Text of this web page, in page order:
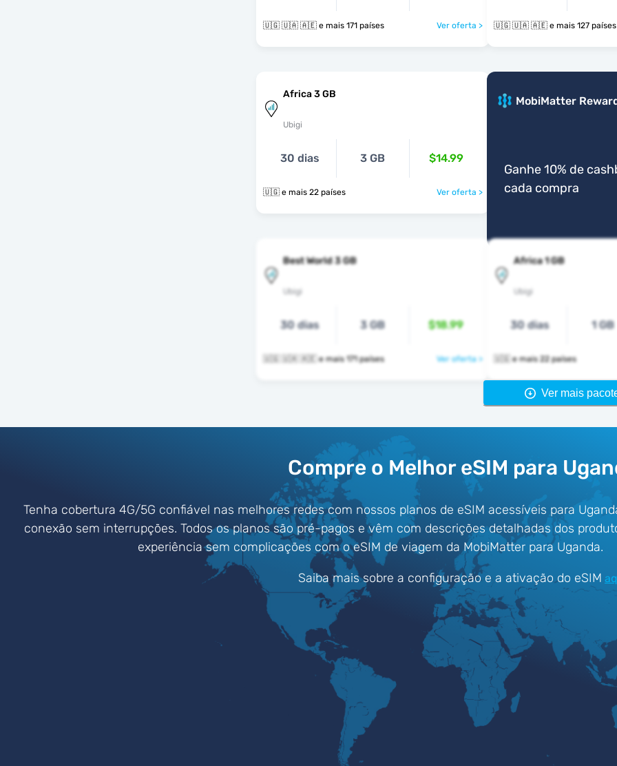
🇺🇬 🇺🇦 🇦🇪 e mais 171 países Ver oferta > 🇺🇬 🇺🇦 🇦🇪 e mais 127 países
Africa 3 GB
Ubigi
30 dias 3 GB $14.99
🇺🇬 e mais 22 países Ver oferta >
MobiMatter
Ganhe 10% de
cada compra
Best World 3 GB
Ubigi
30 dias 3 GB $18.99
🇺🇬 🇺🇦 🇦🇪 e mais 171 países Ver oferta >
Africa 1 GB
Ubigi
30 dias 1 GB
🇺🇬 e mais 22 países
Ver mais
Compre o Melhor eSIM para
Tenha cobertura 4G/5G confiável nas melhores redes com nossos planos de eSIM acessíveis para
conexão sem interrupções. Todos os planos são pré-pagos e vêm com descrições detalhadas dos
experiência sem complicações com o eSIM de viagem da MobiMatter para Uganda.
Saiba mais sobre a configuração e a ativação do eSIM